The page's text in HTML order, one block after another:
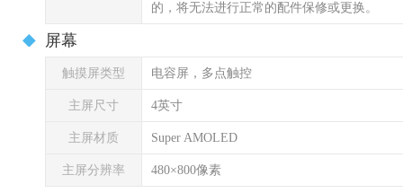
的，将无法进行正常的配件保修或更换。
屏幕
触摸屏类型 电容屏，多点触控
主屏尺寸 4英寸
主屏材质 Super AMOLED
主屏分辨率 480×800像素